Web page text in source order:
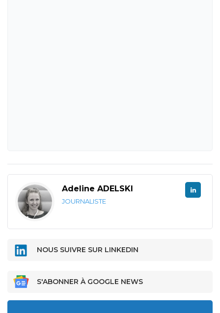
Adeline ADELSKI
JOURNALISTE
NOUS SUIVRE SUR LINKEDIN
S'ABONNER À GOOGLE NEWS